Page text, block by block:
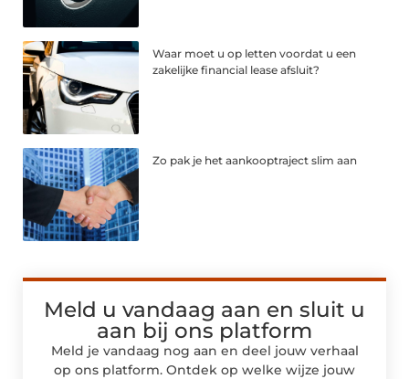
Waar moet u op letten voordat u een
zakelijke financial lease afsluit?
Zo pak je het aankooptraject slim aan
Meld u vandaag aan en sluit u
aan bij ons platform
Meld je vandaag nog aan en deel jouw verhaal
op ons platform. Ontdek op welke wijze jouw